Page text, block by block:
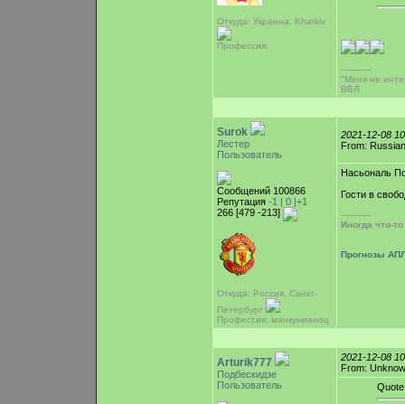
Откуда: Украина, Kharkiv
Профессия:
-----------
"Меня не
ВВЛ
Surok
Лестер
Пользователь
Сообщений 100866
Репутация -1 | 0 |+1
266 [479 -213]
Откуда: Россия, Санкт-
Петербург
Профессия: манкунианец
2021-12-08
From:
Насьональ
Гости в
-----------
Иногда что-
Прогнозы
Arturik777
Подбескидзе
Пользователь
2021-12-08
From:
Quote